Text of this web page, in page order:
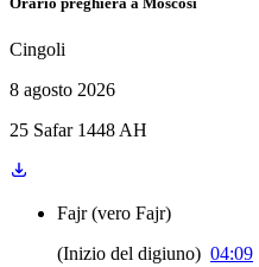
Cingoli
8 agosto 2026
25 Safar 1448 AH
Fajr (vero Fajr)
(Inizio del digiuno) 04:09